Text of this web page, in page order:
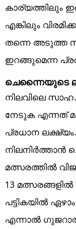
കാര്യത്തിലും
എങ്കിലും
തന്നെ അടുത്ത
ഇറങ്ങുമെന്ന
ചെന്നൈയുടെ
നിലവിലെ
നേടുക എന്നത്
പ്രധാന
നിലനിർത്താൻ
മത്സരത്തിൽ
13 മത്സരങ്ങളിൽ
പട്ടികയിൽ
എന്നാൽ